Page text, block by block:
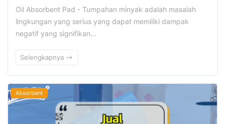
Oil Absorbent Pad - Tumpahan minyak adalah masalah
lingkungan yang serius yang dapat memiliki dampak
negatif yang signifikan…
Selengkapnya
Absorbent